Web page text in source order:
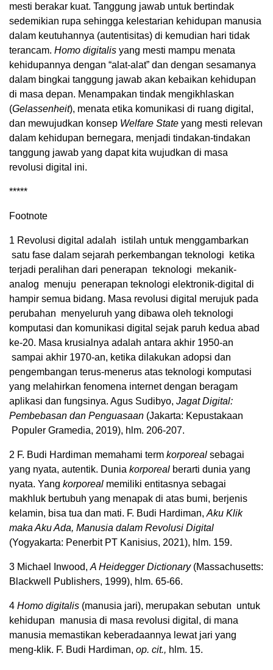
mesti berakar kuat. Tanggung jawab untuk bertindak
sedemikian rupa sehingga kelestarian kehidupan manusia
dalam keutuhannya (autentisitas) di kemudian hari tidak
terancam. Homo digitalis yang mesti mampu menata
kehidupannya dengan “alat-alat” dan dengan sesamanya
dalam bingkai tanggung jawab akan kebaikan kehidupan
di masa depan. Menampakan tindak mengikhlaskan
(Gelassenheit), menata etika komunikasi di ruang digital,
dan mewujudkan konsep Welfare State yang mesti relevan
dalam kehidupan bernegara, menjadi tindakan-tindakan
tanggung jawab yang dapat kita wujudkan di masa
revolusi digital ini.
*****
Footnote
1 Revolusi digital adalah istilah untuk menggambarkan
satu fase dalam sejarah perkembangan teknologi ketika
terjadi peralihan dari penerapan teknologi mekanik-
analog menuju penerapan teknologi elektronik-digital di
hampir semua bidang. Masa revolusi digital merujuk pada
perubahan menyeluruh yang dibawa oleh teknologi
komputasi dan komunikasi digital sejak paruh kedua abad
ke-20. Masa krusialnya adalah antara akhir 1950-an
sampai akhir 1970-an, ketika dilakukan adopsi dan
pengembangan terus-menerus atas teknologi komputasi
yang melahirkan fenomena internet dengan beragam
aplikasi dan fungsinya. Agus Sudibyo, Jagat Digital:
Pembebasan dan Penguasaan (Jakarta: Kepustakaan
Populer Gramedia, 2019), hlm. 206-207.
2 F. Budi Hardiman memahami term korporeal sebagai
yang nyata, autentik. Dunia korporeal berarti dunia yang
nyata. Yang korporeal memiliki entitasnya sebagai
makhluk bertubuh yang menapak di atas bumi, berjenis
kelamin, bisa tua dan mati. F. Budi Hardiman, Aku Klik
maka Aku Ada, Manusia dalam Revolusi Digital
(Yogyakarta: Penerbit PT Kanisius, 2021), hlm. 159.
3 Michael Inwood, A Heidegger Dictionary(Massachusetts:
Blackwell Publishers, 1999), hlm. 65-66.
4 Homo digitalis (manusia jari), merupakan sebutan untuk
kehidupan manusia di masa revolusi digital, di mana
manusia memastikan keberadaannya lewat jari yang
meng-klik. F. Budi Hardiman, op. cit., hlm. 15.